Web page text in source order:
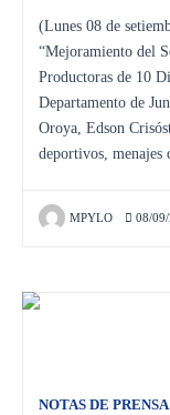
(Lunes 08 de
“Mejoramiento del
Productoras de 10
Departamento de
Oroya, Edson
deportivos,
MPYLO 08/
NOTAS DE PRENSA